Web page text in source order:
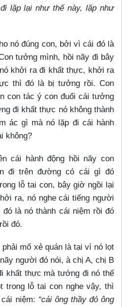
lặp lại như thế này, lặp như
nó đúng con, bởi vì cái đó là
tưởng mình, hồi nãy đi bây
khởi ra đi khất thực, khởi ra
thì đó là bị tưởng rồi. Con
con tác ý con đuổi cái tưởng
đi khất thực nó không thành
ác gì mà nó lặp đi cái hành
không?
cái hành động hồi nãy con
đi trên đường có cái gì đó
lỗ tai con, bây giờ ngồi lại
ra, nó nghe cái tiếng người
là nó thành cái niệm rồi đó
đó.
phải mổ xẻ quán là tại vì nó lọt
người đó nói, à chị A, chị B
khất thực mà tướng đi nó thế
trong lỗ tai con nghe vậy, thì
niệm: “cái ông thầy đó ông